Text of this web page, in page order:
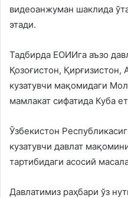
видеоанжуман шаклида
этади.
Тадбирда ЕОИИга аъзо
Қозоғистон,
кузатувчи мақомидаги
мамлакат сифатида Куба
Ўзбекистон
кузатувчи давлат
тартибидаги асосий
Давлатимиз раҳбари ўз